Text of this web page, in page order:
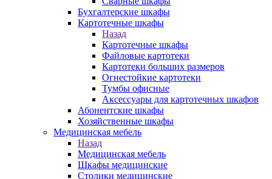
Бухгалтерские шкафы
Картотечные шкафы
Назад
Картотечные шкафы
Файловые картотеки
Картотеки больших размеров
Огнестойкие картотеки
Тумбы офисные
Аксессуары для картотечных шкафов
Абонентские шкафы
Хозяйственные шкафы
Медицинская мебель
Назад
Медицинская мебель
Шкафы медицинские
Столики медицинские